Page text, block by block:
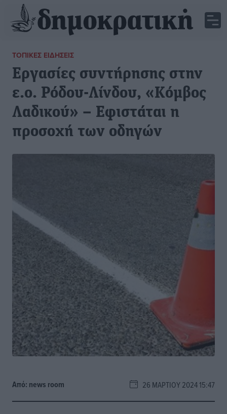
ΤΟΠΙΚΈΣ ΕΙΔΉΣΕΙΣ
Εργασίες συντήρησης στην
ε.ο. Ρόδου-Λίνδου, «Κόμβος
Λαδικού» – Εφιστάται η
προσοχή των οδηγών
Από: news room 26 ΜΑΡΤΊΟΥ 2024 15:47